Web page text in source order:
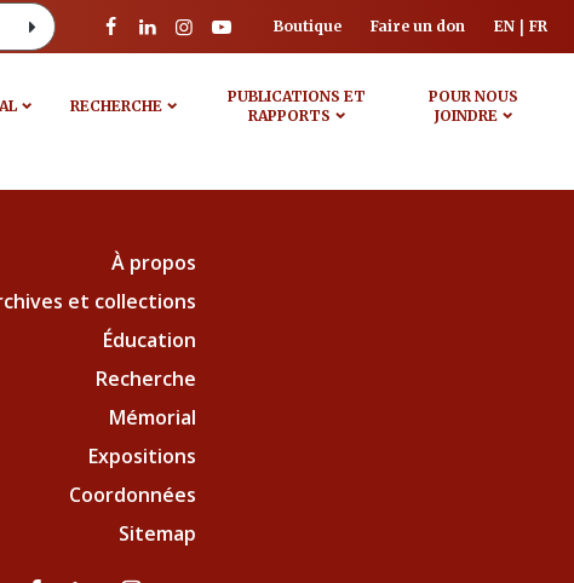
Boutique Faire un don EN FR
RECHERCHE
PUBLICATIONS ET
RAPPORTS
POUR NOUS
JOINDRE
À propos
et collections
Éducation
Recherche
Mémorial
Expositions
Coordonnées
Sitemap